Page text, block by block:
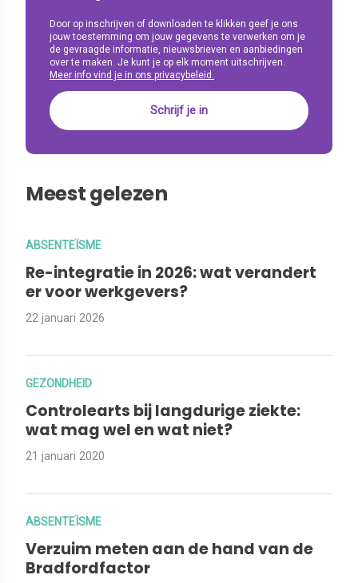
Door op inschrijven of downloaden te klikken geef je ons
jouw toestemming om jouw gegevens te verwerken om je
de gevraagde informatie, nieuwsbrieven en aanbiedingen
over te maken. Je kunt je op elk moment uitschrijven.
Meer info vind je in ons privacybeleid.
Meest gelezen
ABSENTEÏSME
Re-integratie in 2026: wat verandert
er voor werkgevers?
22 januari 2026
GEZONDHEID
Controlearts bij langdurige ziekte:
wat mag wel en wat niet?
21 januari 2020
ABSENTEÏSME
Verzuim meten aan de hand van de
Bradfordfactor